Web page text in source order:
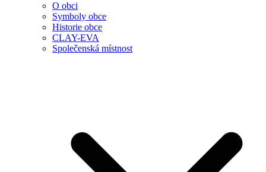
O obci
Symboly obce
Historie obce
CLAY-EVA
Společenská místnost